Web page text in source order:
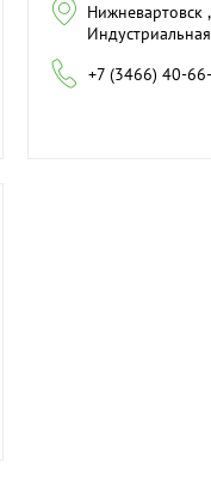
Нижневартовск
+7 (3466) 40-